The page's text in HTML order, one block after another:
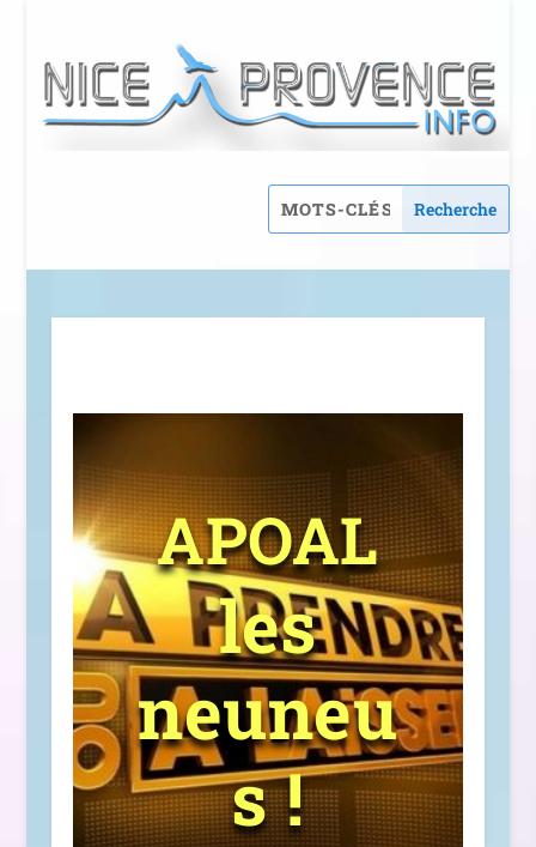
APOAL
les
neuneu
s !